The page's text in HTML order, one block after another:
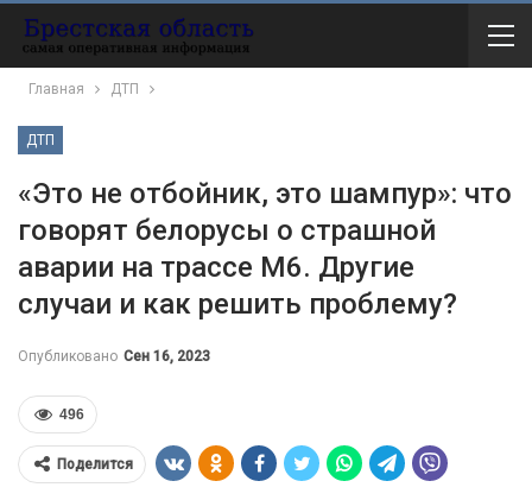
Главная ДТП
ДТП
«Это не отбойник, это шампур»: что
говорят белорусы о страшной
аварии на трассе М6. Другие
случаи и как решить проблему?
Опубликовано Сен 16, 2023
496
Поделится